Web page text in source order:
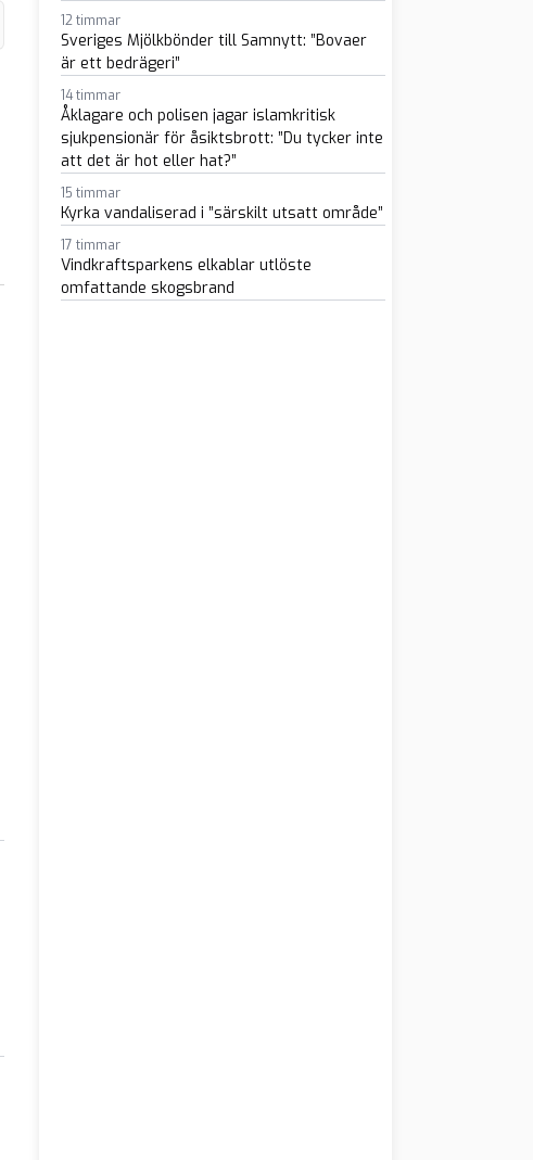
12 timmar
Sveriges Mjölkbönder till Samnytt: ”Bovaer
är ett bedrägeri”
14 timmar
Åklagare och polisen jagar islamkritisk
sjukpensionär för åsiktsbrott: ”Du tycker inte
att det är hot eller hat?”
15 timmar
Kyrka vandaliserad i ”särskilt utsatt område”
17 timmar
Vindkraftsparkens elkablar utlöste
omfattande skogsbrand